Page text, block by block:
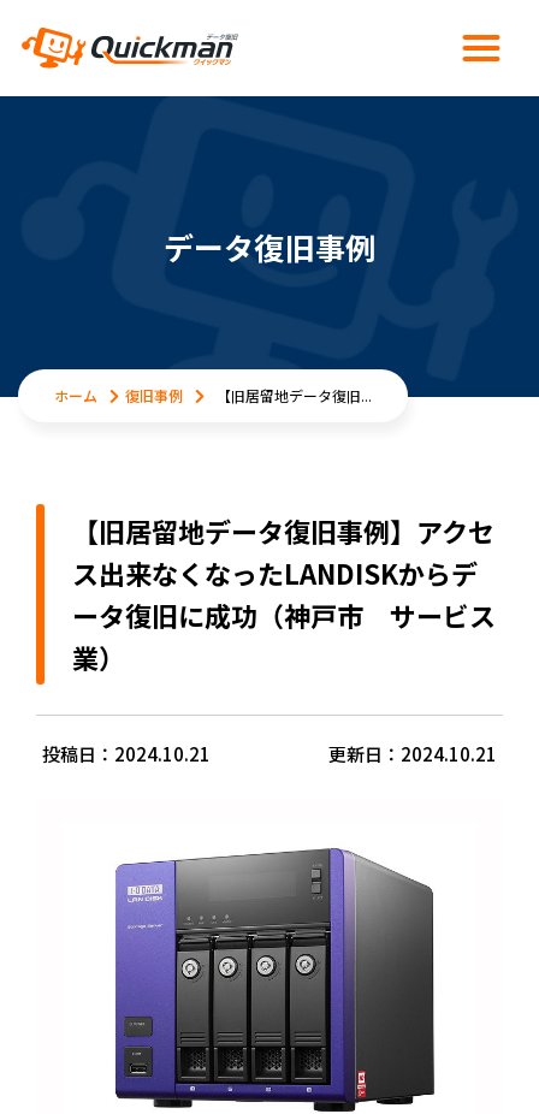
データ復旧事例
ホーム 復旧事例 【旧居留地データ復旧...
【旧居留地データ復旧事例】アクセ
ス出来なくなったLANDISKからデ
ータ復旧に成功（神戸市 サービス
業）
投稿日：2024.10.21 更新日：2024.10.21